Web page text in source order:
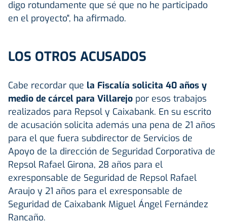
digo rotundamente que sé que no he participado
en el proyecto", ha afirmado.
LOS OTROS ACUSADOS
Cabe recordar que la Fiscalía solicita 40 años y
medio de cárcel para Villarejo por esos trabajos
realizados para Repsol y Caixabank. En su escrito
de acusación solicita además una pena de 21 años
para el que fuera subdirector de Servicios de
Apoyo de la dirección de Seguridad Corporativa de
Repsol Rafael Girona, 28 años para el
exresponsable de Seguridad de Repsol Rafael
Araujo y 21 años para el exresponsable de
Seguridad de Caixabank Miguel Ángel Fernández
Rancaño.